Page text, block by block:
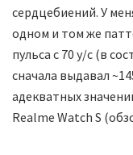
сердцебиений. У
одном и том же
пульса с 70 у/с (в
сначала выдавал
адекватных
Realme Watch S